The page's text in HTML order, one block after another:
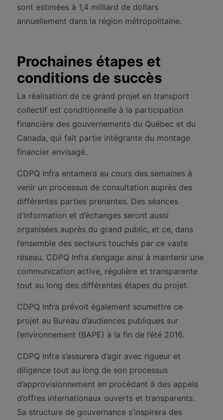
sont estimées à 1,4 milliard de dollars
annuellement dans la région métropolitaine.
Prochaines étapes et
conditions de succès
La réalisation de ce grand projet en transport
collectif est conditionnelle à la participation
financière des gouvernements du Québec et du
Canada, qui fait partie intégrante du montage
financier envisagé.
CDPQ Infra entamera au cours des semaines à
venir un processus de consultation auprès des
différentes parties prenantes. Des séances
d’information et d’échanges seront aussi
organisées auprès du grand public, et ce, dans
l’ensemble des secteurs touchés par ce vaste
réseau. CDPQ Infra s’engage ainsi à maintenir une
communication active, régulière et transparente
tout au long des différentes étapes du projet.
CDPQ Infra prévoit également soumettre ce
projet au Bureau d’audiences publiques sur
l’environnement (BAPE) à la fin de l’été 2016.
CDPQ Infra s’assurera d’agir avec rigueur et
diligence tout au long de son processus
d’approvisionnement en procédant à des appels
d’offres internationaux ouverts et transparents.
Sa structure de gouvernance s’inspirera des